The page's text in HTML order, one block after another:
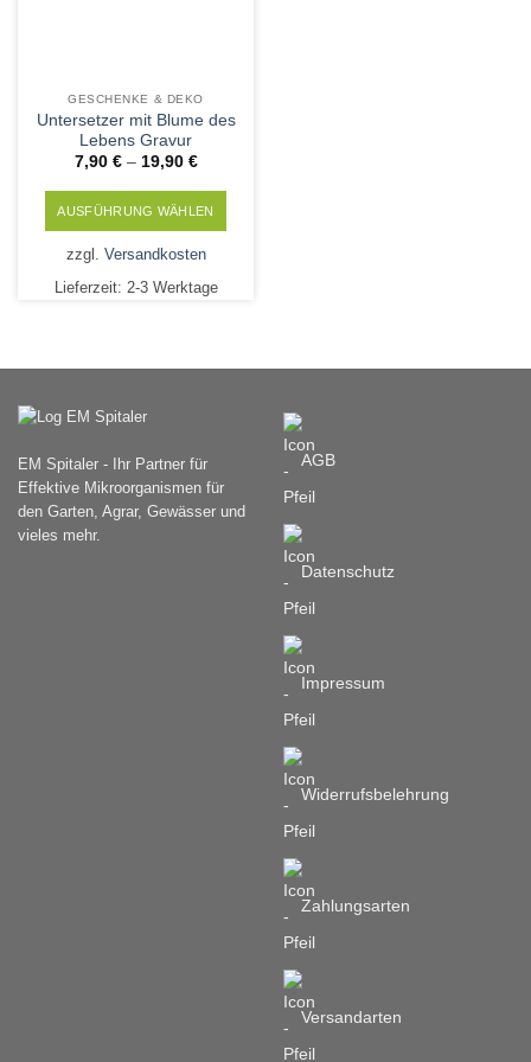
GESCHENKE & DEKO
Untersetzer mit Blume des
Lebens Gravur
7,90 €– 19,90 €
AUSFÜHRUNG WÄHLEN
weist
auf.
Optionen
auf
der
Produktseite
zzgl. Versandkosten
Lieferzeit: 2-3 Werktage
EM Spitaler - Ihr Partner für
Effektive Mikroorganismen für
den Garten, Agrar, Gewässer und
vieles mehr.
AGB
Datenschutz
Impressum
Widerrufsbelehrung
Zahlungsarten
Versandarten